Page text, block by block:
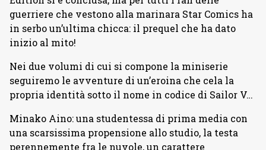
guerriere che vestono alla marinara Star Comics ha
in serbo un’ultima chicca: il prequel che ha dato
inizio al mito!
Nei due volumi di cui si compone la miniserie
seguiremo le avventure di un’eroina che cela la
propria identità sotto il nome in codice di Sailor V…
Minako Aino: una studentessa di prima media con
una scarsissima propensione allo studio, la testa
perennemente fra le nuvole, un carattere